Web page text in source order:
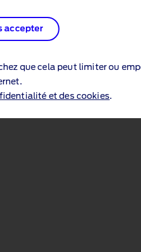
accepter
que cela peut limiter ou
et des cookies.